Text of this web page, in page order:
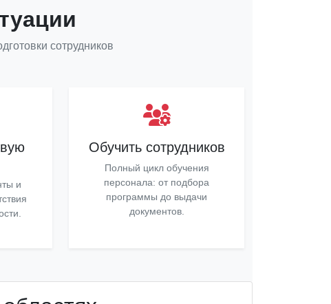
сотрудников
и
Обучить сотрудников
Полный цикл обучения
персонала: от подбора
программы до выдачи
документов.